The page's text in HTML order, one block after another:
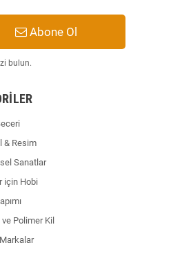
Abone Ol
bulun.
& Resim
Sanatlar
için Hobi
Polimer Kil